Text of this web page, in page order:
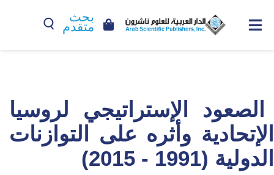
بحث
متقدم
الصعود الإستراتيجي لروسيا
الإتحادية وأثره على التوازنات
الدولية (1991 - 2015)